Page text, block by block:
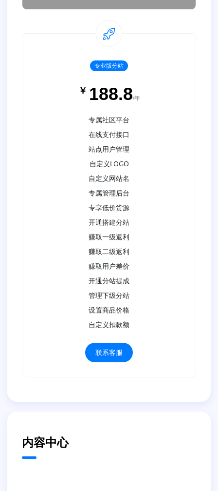
专业版分站
￥ 188.8/年
专属社区平台
在线支付接口
站点用户管理
自定义LOGO
自定义网站名
专属管理后台
专享低价货源
开通搭建分站
赚取一级返利
赚取二级返利
赚取用户差价
开通分站提成
管理下级分站
设置商品价格
自定义扣款额
联系客服
内容中心